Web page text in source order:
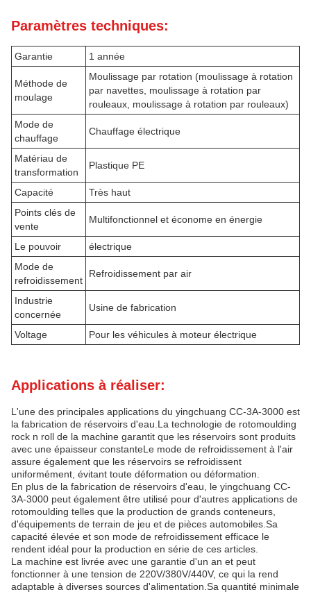
Paramètres techniques:
Garantie 1 année
Méthode de
moulage
Moulissage par rotation (moulissage à rotation
par navettes, moulissage à rotation par
rouleaux, moulissage à rotation par rouleaux)
Mode de
chauffage
Chauffage électrique
Matériau de
transformation
Plastique PE
Capacité
Très haut
Points clés de
vente
Multifonctionnel et économe en énergie
Le pouvoir
électrique
Mode de
refroidissement
Refroidissement par air
Industrie
concernée
Usine de fabrication
Voltage Pour les véhicules à moteur électrique
Applications à réaliser:
L'une des principales applications du yingchuang CC-3A-3000 est
la fabrication de réservoirs d'eau.La technologie de rotomoulding
rock n roll de la machine garantit que les réservoirs sont produits
avec une épaisseur constanteLe mode de refroidissement à l'air
assure également que les réservoirs se refroidissent
uniformément, évitant toute déformation ou déformation.
En plus de la fabrication de réservoirs d'eau, le yingchuang CC-
3A-3000 peut également être utilisé pour d'autres applications de
rotomoulding telles que la production de grands conteneurs,
d'équipements de terrain de jeu et de pièces automobiles.Sa
capacité élevée et son mode de refroidissement efficace le
rendent idéal pour la production en série de ces articles.
La machine est livrée avec une garantie d'un an et peut
fonctionner à une tension de 220V/380V/440V, ce qui la rend
adaptable à diverses sources d'alimentation.Sa quantité minimale